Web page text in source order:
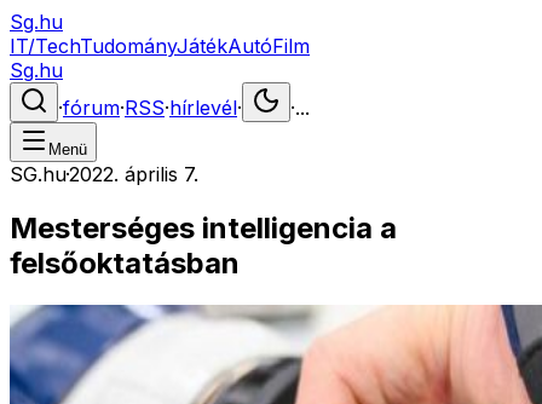
Sg.hu
IT/TechTudományJátékAutóFilm
Sg.hu
·fórum·RSS·hírlevél· ·...
Menü
SG.hu·2022. április 7.
Mesterséges intelligencia a
felsőoktatásban